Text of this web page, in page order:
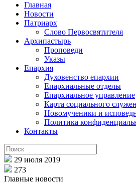
Главная
Новости
Патриарх
Слово Первосвятителя
Архипастырь
Проповеди
Указы
Епархия
Духовенство епархии
Епархиальные отделы
Епархиальное управление
Карта социального
Новомученики и
Политика
Контакты
29 июля 2019
273
Главные новости